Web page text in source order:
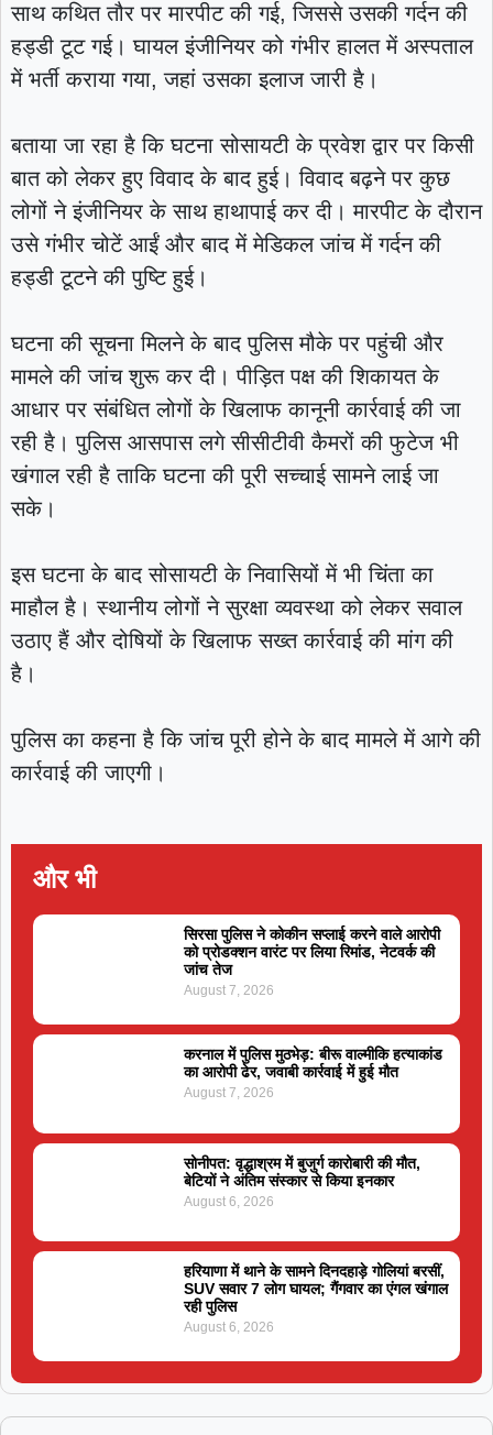
साथ कथित तौर पर मारपीट की गई, जिससे उसकी गर्दन की
हड्डी टूट गई। घायल इंजीनियर को गंभीर हालत में अस्पताल
में भर्ती कराया गया, जहां उसका इलाज जारी है।
बताया जा रहा है कि घटना सोसायटी के प्रवेश द्वार पर किसी
बात को लेकर हुए विवाद के बाद हुई। विवाद बढ़ने पर कुछ
लोगों ने इंजीनियर के साथ हाथापाई कर दी। मारपीट के दौरान
उसे गंभीर चोटें आईं और बाद में मेडिकल जांच में गर्दन की
हड्डी टूटने की पुष्टि हुई।
घटना की सूचना मिलने के बाद पुलिस मौके पर पहुंची और
मामले की जांच शुरू कर दी। पीड़ित पक्ष की शिकायत के
आधार पर संबंधित लोगों के खिलाफ कानूनी कार्रवाई की जा
रही है। पुलिस आसपास लगे सीसीटीवी कैमरों की फुटेज भी
खंगाल रही है ताकि घटना की पूरी सच्चाई सामने लाई जा
सके।
इस घटना के बाद सोसायटी के निवासियों में भी चिंता का
माहौल है। स्थानीय लोगों ने सुरक्षा व्यवस्था को लेकर सवाल
उठाए हैं और दोषियों के खिलाफ सख्त कार्रवाई की मांग की
है।
पुलिस का कहना है कि जांच पूरी होने के बाद मामले में आगे की
कार्रवाई की जाएगी।
और भी
सिरसा पुलिस ने कोकीन सप्लाई करने वाले आरोपी
को प्रोडक्शन वारंट पर लिया रिमांड, नेटवर्क की
जांच तेज
August 7, 2026
करनाल में पुलिस मुठभेड़: बीरू वाल्मीकि हत्याकांड
का आरोपी ढेर, जवाबी कार्रवाई में हुई मौत
August 7, 2026
सोनीपत: वृद्धाश्रम में बुजुर्ग कारोबारी की मौत,
बेटियों ने अंतिम संस्कार से किया इनकार
August 6, 2026
हरियाणा में थाने के सामने दिनदहाड़े गोलियां बरसीं,
SUV सवार 7 लोग घायल; गैंगवार का एंगल खंगाल
रही पुलिस
August 6, 2026